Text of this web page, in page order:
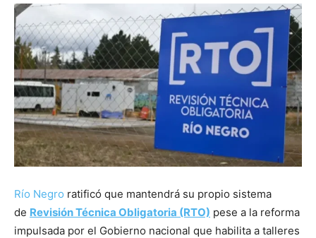
Río Negro ratificó que mantendrá su propio sistema
de Revisión Técnica Obligatoria (RTO) pese a la reforma
impulsada por el Gobierno nacional que habilita a talleres